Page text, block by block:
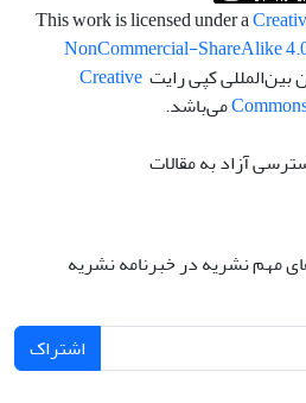
NonCommercial-ShareAlike
بین‌المللی کپی رایتCreative
می‌باشد.
مهم نشریه در خبرنامه نشریه
اشتراک